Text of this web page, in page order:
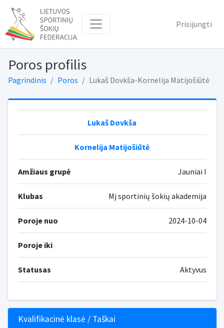
Prisijungti
Poros profilis
Pagrindinis Poros Lukaš Dovkša-Kornelija Matijošiūtė
Lukaš Dovkša
Kornelija Matijošiūtė
Amžiaus grupė Jauniai I
Klubas Mj sportinių šokių akademija
Poroje nuo 2024-10-04
Poroje iki
Statusas Aktyvus
Kvalifikacinė klasė / Taškai